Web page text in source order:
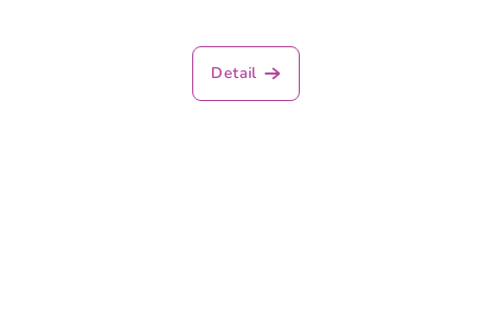
hodnotenie
produktu
Detail